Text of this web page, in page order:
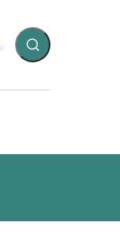
Fold søgefelt ud